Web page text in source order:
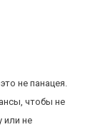
не панацея.
чтобы не
или не